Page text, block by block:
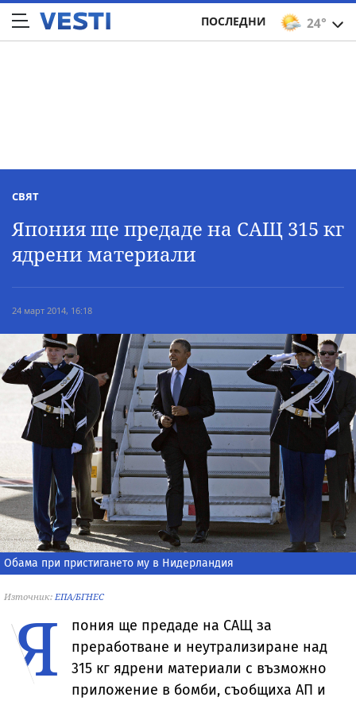
24°
ПОСЛЕДНИ
СВЯТ
Япония ще предаде на САЩ 315 кг
ядрени материали
24 март 2014, 16:18
Обама при пристигането му в Нидерландия
Източник: ЕПА/БГНЕС
Я
пония ще предаде на САЩ за
преработване и неутрализиране над
315 кг ядрени материали с възможно
приложение в бомби, съобщиха АП и